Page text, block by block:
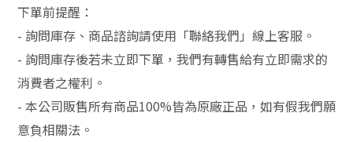
下單前提醒：
- 詢問庫存、商品諮詢請使用「聯絡我們」線上客服。
- 詢問庫存後若未立即下單，我們有轉售給有立即需求的
消費者之權利。
- 本公司販售所有商品100%皆為原廠正品，如有假我們願
意負相關法。